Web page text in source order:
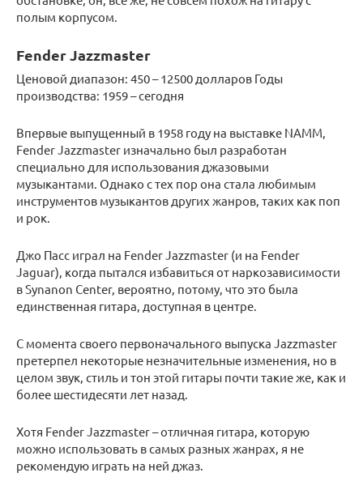
полым корпусом.
Fender Jazzmaster
Ценовой диапазон: 450 – 12500 долларов Годы
производства: 1959 – сегодня
Впервые выпущенный в 1958 году на выставке NAMM,
Fender Jazzmaster изначально был разработан
специально для использования джазовыми
музыкантами. Однако с тех пор она стала любимым
инструментов музыкантов других жанров, таких как поп
и рок.
Джо Пасс играл на Fender Jazzmaster (и на Fender
Jaguar), когда пытался избавиться от наркозависимости
в Synanon Center, вероятно, потому, что это была
единственная гитара, доступная в центре.
С момента своего первоначального выпуска Jazzmaster
претерпел некоторые незначительные изменения, но в
целом звук, стиль и тон этой гитары почти такие же, как и
более шестидесяти лет назад.
Хотя Fender Jazzmaster – отличная гитара, которую
можно использовать в самых разных жанрах, я не
рекомендую играть на ней джаз.